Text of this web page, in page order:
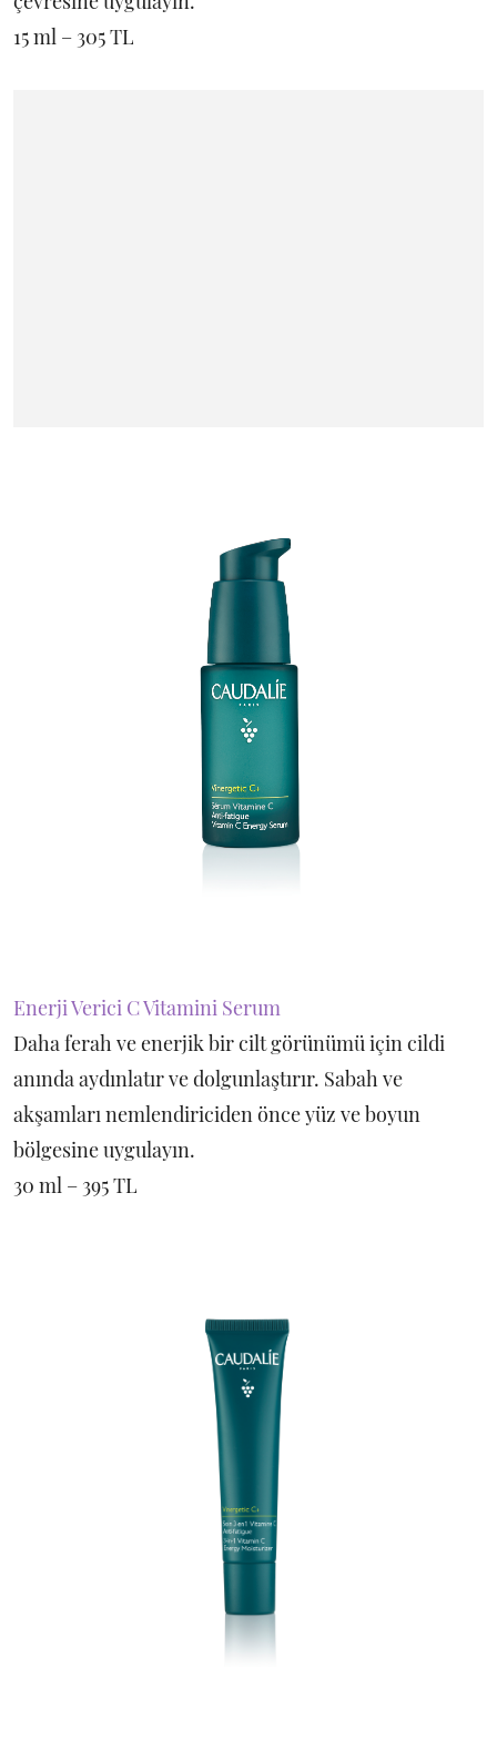
15 ml – 305 TL
Enerji Verici C Vitamini Serum
Daha ferah ve enerjik bir cilt görünümü için cildi
anında aydınlatır ve dolgunlaştırır. Sabah ve
akşamları nemlendiriciden önce yüz ve boyun
bölgesine uygulayın.
30 ml – 395 TL